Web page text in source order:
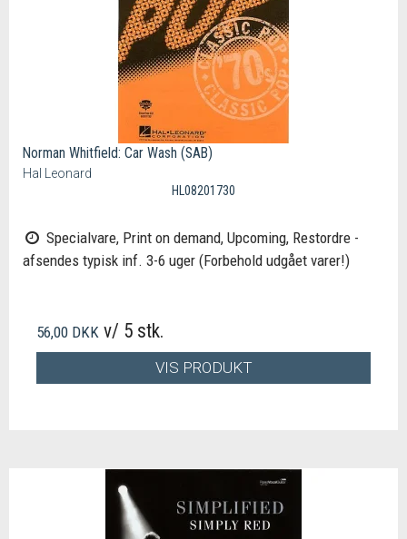
Norman Whitfield: Car Wash (SAB)
Hal Leonard
HL08201730
Specialvare, Print on demand, Upcoming, Restordre -
afsendes typisk inf. 3-6 uger (Forbehold udgået varer!)
56,00 DKK v/ 5 stk.
VIS PRODUKT